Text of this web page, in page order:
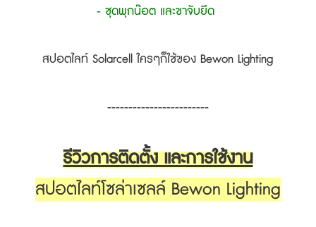
- ชุดพุกน๊อต และขาจับยึด
สปอตไลท์ Solarcell ใครๆก็ใช้ของ Bewon Lighting
------------------------
รีวิวการติดตั้ง และการใช้งาน
สปอตไลท์โซล่าเซลล์ Bewon Lighting